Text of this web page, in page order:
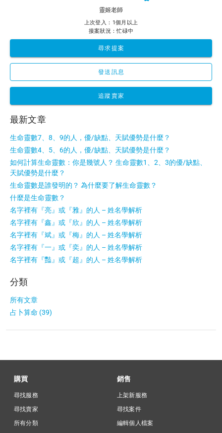
靈姬老師
上次登入：1個月以上
接案狀況：忙碌中
尋求提案
發送訊息
追蹤賣家
最新文章
生命靈數7、8、9的人，優/缺點、天賦優勢是什麼？
生命靈數4、5、6的人，優/缺點、天賦優勢是什麼？
如何計算生命靈數：你是幾號人？ 生命靈數1、2、3的優/缺點、
天賦優勢是什麼？
生命靈數是誰發明的？ 為什麼要了解生命靈數？
什麼是生命靈數？
名字裡有『亮』或『雅』的人 – 姓名學解析
名字裡有『鑫』或『欣』的人 – 姓名學解析
名字裡有『斌』或『梅』的人 – 姓名學解析
名字裡有『一』或『奕』的人 – 姓名學解析
名字裡有『豔』或『超』的人 – 姓名學解析
分類
所有文章
占卜算命 (39)
購買
尋找服務
尋找賣家
所有分類
銷售
上架新服務
尋找案件
編輯個人檔案